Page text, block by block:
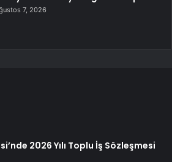
7, 2026
2026 Yılı Toplu İş Sözleşmesi